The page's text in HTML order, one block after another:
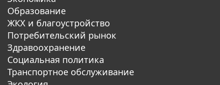
Образование
ЖКХ и благоустройство
Потребительский рынок
Здравоохранение
Социальная политика
Транспортное обслуживание